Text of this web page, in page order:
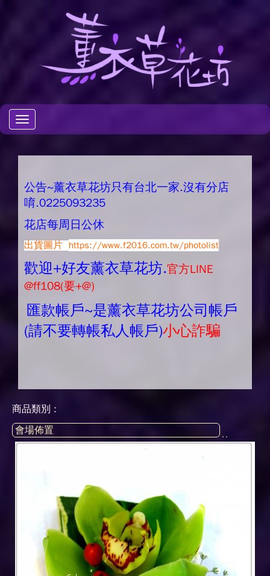
Toggle
navigation
公告~薰衣草花坊只有台北一家.沒有分店
唷.0225093235
花店每周日公休
出貨圖片 https://www.f2016.com.tw/photolist
歡迎+好友薰衣草花坊.官方LINE
@ff108(要+@)
匯款帳戶~是薰衣草花坊公司帳戶
(請不要轉帳私人帳戶)小心詐騙
商品類別 :